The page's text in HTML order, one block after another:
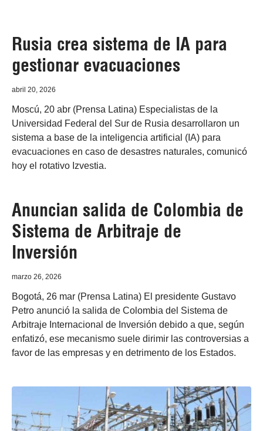
Rusia crea sistema de IA para
gestionar evacuaciones
abril 20, 2026
Moscú, 20 abr (Prensa Latina) Especialistas de la
Universidad Federal del Sur de Rusia desarrollaron un
sistema a base de la inteligencia artificial (IA) para
evacuaciones en caso de desastres naturales, comunicó
hoy el rotativo Izvestia.
Anuncian salida de Colombia de
Sistema de Arbitraje de
Inversión
marzo 26, 2026
Bogotá, 26 mar (Prensa Latina) El presidente Gustavo
Petro anunció la salida de Colombia del Sistema de
Arbitraje Internacional de Inversión debido a que, según
enfatizó, ese mecanismo suele dirimir las controversias a
favor de las empresas y en detrimento de los Estados.